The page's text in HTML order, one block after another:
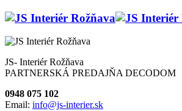
JS- Interiér Rožňava
PARTNERSKÁ PREDAJŇA DECODOM
0948 075 102
Email: info@js-interier.sk